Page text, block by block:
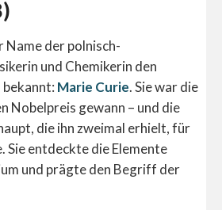
der polnisch-
und Chemikerin den
bekannt: Marie Curie. Sie war die
Nobelpreis gewann – und die
die ihn zweimal erhielt, für
Sie entdeckte die Elemente
und prägte den Begriff der